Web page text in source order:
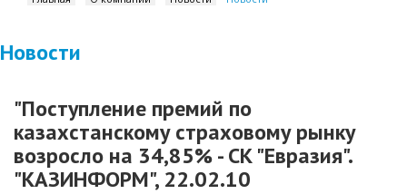
Новости
"Поступление премий по
казахстанскому страховому рынку
возросло на 34,85% - СК "Евразия".
"КАЗИНФОРМ", 22.02.10